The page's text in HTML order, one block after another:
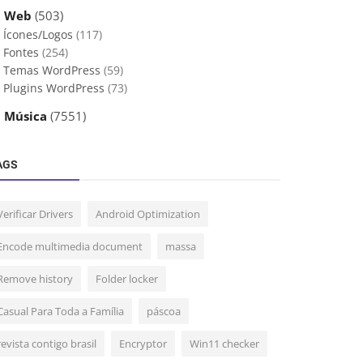
Web (503)
Ícones/Logos (117)
Fontes (254)
Temas WordPress (59)
Plugins WordPress (73)
Música (7551)
Drivers Android Optimization
multimedia document massa
history Folder locker
Para Toda a Família páscoa
contigo brasil Encryptor Win11 checker